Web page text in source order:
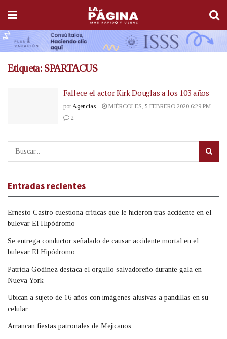
Etiqueta: SPARTACUS
Fallece el actor Kirk Douglas a los 103 años
por Agencias
MIÉRCOLES, 5 FEBRERO 2020 6:29 PM
2
Entradas recientes
Ernesto Castro cuestiona críticas que le hicieron tras accidente en el
bulevar El Hipódromo
Se entrega conductor señalado de causar accidente mortal en el
bulevar El Hipódromo
Patricia Godínez destaca el orgullo salvadoreño durante gala en
Nueva York
Ubican a sujeto de 16 años con imágenes alusivas a pandillas en su
celular
Arrancan fiestas patronales de Mejicanos